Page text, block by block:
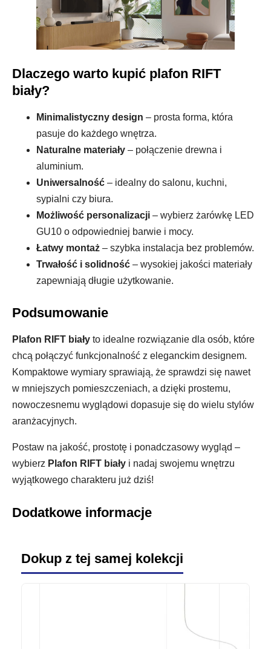
Dlaczego warto kupić plafon RIFT
biały?
Minimalistyczny design – prosta forma, która
pasuje do każdego wnętrza.
Naturalne materiały – połączenie drewna i
aluminium.
Uniwersalność – idealny do salonu, kuchni,
sypialni czy biura.
Możliwość personalizacji – wybierz żarówkę LED
GU10 o odpowiedniej barwie i mocy.
Łatwy montaż – szybka instalacja bez problemów.
Trwałość i solidność – wysokiej jakości materiały
zapewniają długie użytkowanie.
Podsumowanie
Plafon RIFT biały to idealne rozwiązanie dla osób, które
chcą połączyć funkcjonalność z eleganckim designem.
Kompaktowe wymiary sprawiają, że sprawdzi się nawet
w mniejszych pomieszczeniach, a dzięki prostemu,
nowoczesnemu wyglądowi dopasuje się do wielu stylów
aranżacyjnych.
Postaw na jakość, prostotę i ponadczasowy wygląd –
wybierz Plafon RIFT biały i nadaj swojemu wnętrzu
wyjątkowego charakteru już dziś!
Dodatkowe informacje
Dokup z tej samej kolekcji